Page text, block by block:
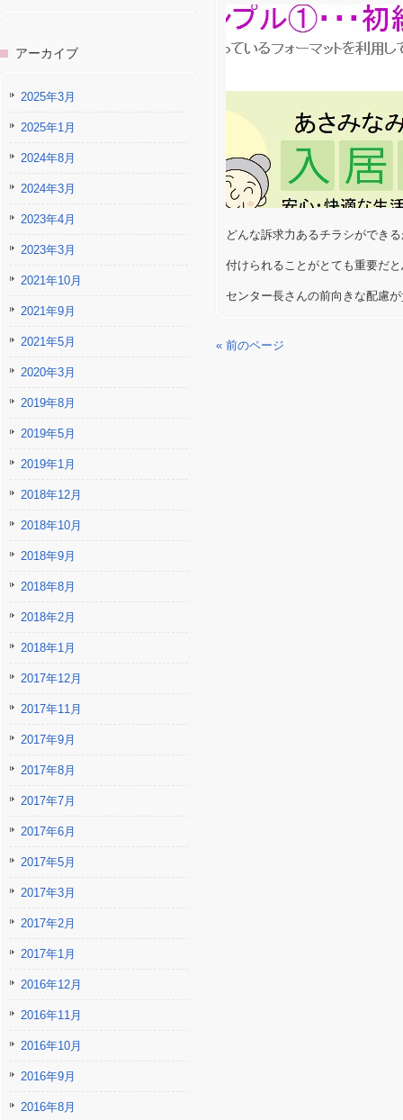
どんな訴求力あるチラシができ
付けられることがとても重要だ
センター長さんの前向きな配慮
« 前のページ
アーカイブ
2025年3月
2025年1月
2024年8月
2024年3月
2023年4月
2023年3月
2021年10月
2021年9月
2021年5月
2020年3月
2019年8月
2019年5月
2019年1月
2018年12月
2018年10月
2018年9月
2018年8月
2018年2月
2018年1月
2017年12月
2017年11月
2017年9月
2017年8月
2017年7月
2017年6月
2017年5月
2017年3月
2017年2月
2017年1月
2016年12月
2016年11月
2016年10月
2016年9月
2016年8月